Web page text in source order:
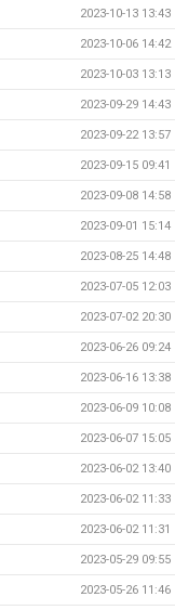
2023-10-13 13:43
2023-10-06 14:42
2023-10-03 13:13
2023-09-29 14:43
2023-09-22 13:57
2023-09-15 09:41
2023-09-08 14:58
2023-09-01 15:14
2023-08-25 14:48
2023-07-05 12:03
2023-07-02 20:30
2023-06-26 09:24
2023-06-16 13:38
2023-06-09 10:08
2023-06-07 15:05
2023-06-02 13:40
2023-06-02 11:33
2023-06-02 11:31
2023-05-29 09:55
2023-05-26 11:46